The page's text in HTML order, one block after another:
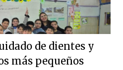
de dientes y
más pequeños